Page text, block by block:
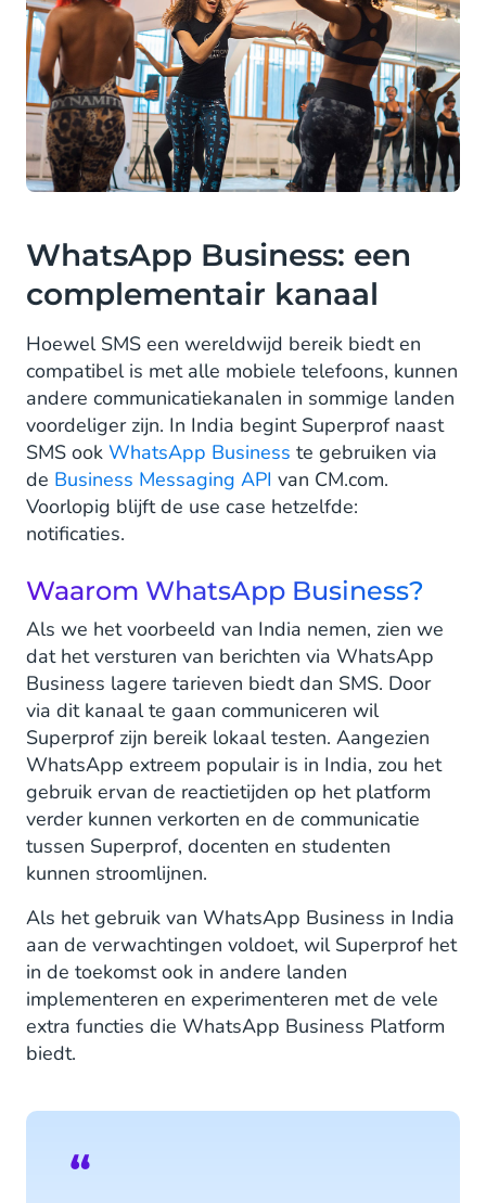
WhatsApp Business: een
complementair kanaal
Hoewel SMS een wereldwijd bereik biedt en
compatibel is met alle mobiele telefoons, kunnen
andere communicatiekanalen in sommige landen
voordeliger zijn. In India begint Superprof naast
SMS ook WhatsApp Business te gebruiken via
de Business Messaging API van CM.com.
Voorlopig blijft de use case hetzelfde:
notificaties.
Waarom WhatsApp Business?
Als we het voorbeeld van India nemen, zien we
dat het versturen van berichten via WhatsApp
Business lagere tarieven biedt dan SMS. Door
via dit kanaal te gaan communiceren wil
Superprof zijn bereik lokaal testen. Aangezien
WhatsApp extreem populair is in India, zou het
gebruik ervan de reactietijden op het platform
verder kunnen verkorten en de communicatie
tussen Superprof, docenten en studenten
kunnen stroomlijnen.
Als het gebruik van WhatsApp Business in India
aan de verwachtingen voldoet, wil Superprof het
in de toekomst ook in andere landen
implementeren en experimenteren met de vele
extra functies die WhatsApp Business Platform
biedt.